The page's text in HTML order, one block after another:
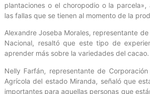
plantaciones o el choropodio o la
las fallas que se tienen al momento de la
Alexandre Joseba Morales, representante de
Nacional, resaltó que este tipo de
aprender más sobre la variedades del cacao.
Nelly Farfán, representante de
Agrícola del estado Miranda, señaló que
importantes para aquellas personas que